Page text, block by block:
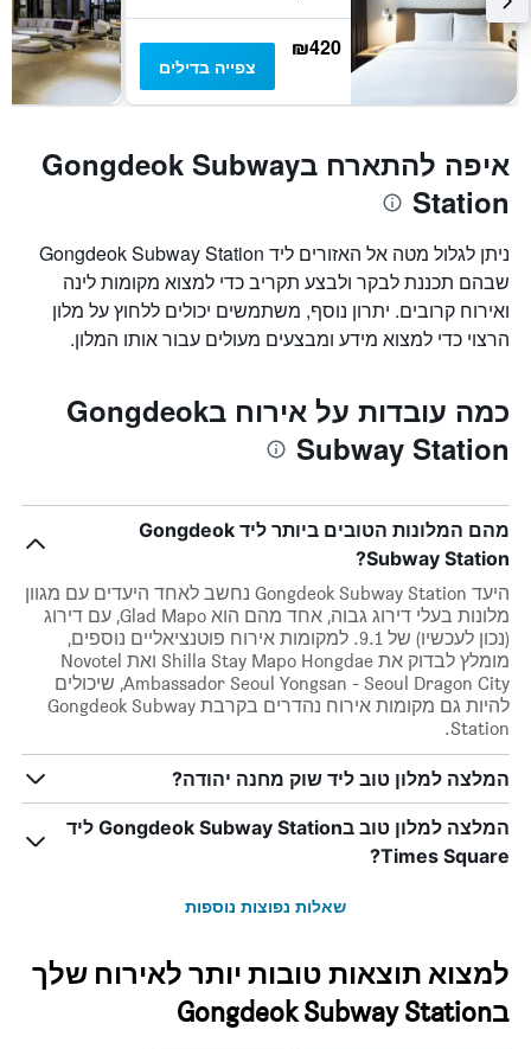
₪420
צפייה בדילים
איפה להתארח בGongdeok Subway
Station
ניתן לגלול מטה אל האזורים ליד Gongdeok Subway Station
שבהם תכננת לבקר ולבצע תקריב כדי למצוא מקומות לינה
ואירוח קרובים. יתרון נוסף, משתמשים יכולים ללחוץ על מלון
הרצוי כדי למצוא מידע ומבצעים מעולים עבור אותו המלון.
כמה עובדות על אירוח בGongdeok
Subway Station
מהם המלונות הטובים ביותר ליד Gongdeok
Subway Station?
היעד Gongdeok Subway Station נחשב לאחד היעדים עם מגוון
מלונות בעלי דירוג גבוה, אחד מהם הוא Glad Mapo, עם דירוג
(נכון לעכשיו) של 9.1. למקומות אירוח פוטנציאליים נוספים,
מומלץ לבדוק את Shilla Stay Mapo Hongdae ואת Novotel
Ambassador Seoul Yongsan - Seoul Dragon City, שיכולים
להיות גם מקומות אירוח נהדרים בקרבת Gongdeok Subway
Station.
המלצה למלון טוב ליד שוק מחנה יהודה?
המלצה למלון טוב בGongdeok Subway Station ליד
Times Square?
שאלות נפוצות נוספות
למצוא תוצאות טובות יותר לאירוח שלך
בGongdeok Subway Station